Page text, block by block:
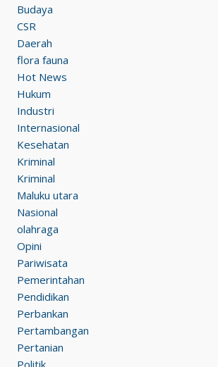
Budaya
CSR
Daerah
flora fauna
Hot News
Hukum
Industri
Internasional
Kesehatan
Kriminal
Kriminal
Maluku utara
Nasional
olahraga
Opini
Pariwisata
Pemerintahan
Pendidikan
Perbankan
Pertambangan
Pertanian
Politik